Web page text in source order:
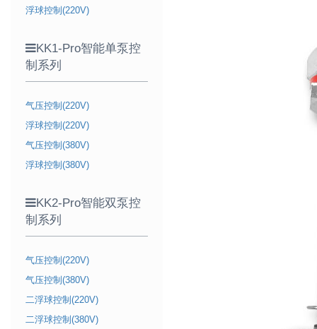
浮球控制(220V)
KK1-Pro智能单泵控
制系列
气压控制(220V)
浮球控制(220V)
气压控制(380V)
浮球控制(380V)
KK2-Pro智能双泵控
制系列
气压控制(220V)
气压控制(380V)
二浮球控制(220V)
二浮球控制(380V)